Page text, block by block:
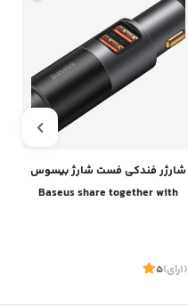
شارژر فندکی فست شارژ بیسوس
Baseus share together with
(1 رای)
5